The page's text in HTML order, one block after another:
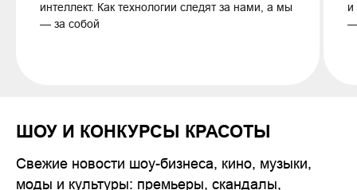
интеллект. Как технологии следят за нами, а мы
— за собой
и
—
ШОУ И КОНКУРСЫ КРАСОТЫ
Свежие новости шоу-бизнеса, кино, музыки,
моды и культуры: премьеры, скандалы,